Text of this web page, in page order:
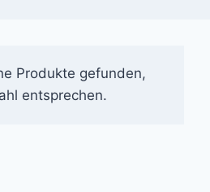
Produkte gefunden,
entsprechen.